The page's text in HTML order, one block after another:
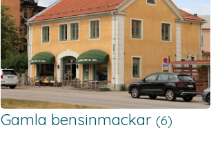
Gamla bensinmackar (6)